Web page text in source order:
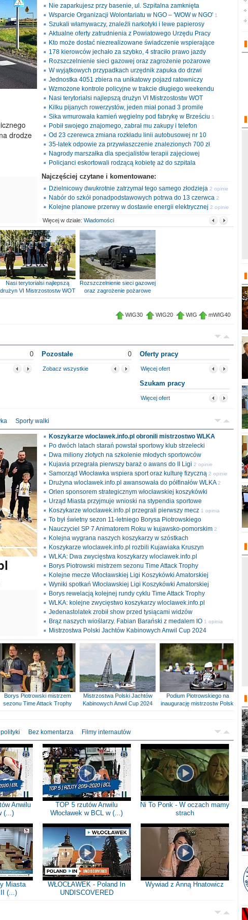
drodze
Nie zaparkujesz przy basenie, ul. Szpitalna zamknięta
Wsparcie Organizacji Wolontariatu w NGO – 'WOW w NGO' 1
opinia
Szukali włamywaczy, znaleźli narkotyki i lewe papierosy
Aktualne oferty zatrudnienia z Powiatowego Urzędu Pracy
Kto może dostać niezrealizowane świadczenie wspierające
178 kierowców jechało za szybko, 4 straciło prawo jazdy
Rozszczelnienie sieci gazowej oraz zagrożenie pożarowe
W wyjątkowych przypadkach urzędnik zapuka do drzwi
Jednostka 4051 zbiera na unikatowy pojazd ratowniczy
Wzmożone kontrole policyjne w trakcie długiego weekendu
Nasi terytorialsi najlepszą drużyn VI Mistrzostostw WOT
Kilku pijanych rowerzystów, jeden miał ponad 3 promile
Sika wmurowała kamień węgielny pod fabrykę w Brześciu 1
opinia
Pobił swojego znajomego, zabrał mu zakupy i telefon
Od 23 czerewca zmiana rozkładu linii autobusowej nr 10
35-latek odpowie za przywłaszczenie znalezionych 700 zł
Nagrody marszałka dla specjalistów terapii zajęciowej
Policjanci eskortowali rodzącą kobietę aż do szpitala
Najczęściej czytane i komentowane:
Dzielnicowy dwukrotnie zatrzymał tego samego złodzieja 2 opinie
Nabór do szkół ponadpodstawowych potrwa do 13 czerwca 2
opinie
Kolejne planowe przerwy w dostawie energii elektrycznej 2 opinie
Więcej w dziale: Wiadomości
Nasi terytorialsi najlepszą
drużyn VI Mistrzostostw WOT
Rozszczelnienie sieci gazowej
oraz zagrożenie pożarowe
WIG30 WIG20 WIG mWIG40
0 Pozostałe 0
Zobacz wszystkie
Oferty pracy
Więcej ofert
Szukam pracy
Więcej ofert
Sporty walki
Koszykarze wloclawek.info.pl obronili mistrzostwo WLKA
Po dwóch latach starań powstał sportowy klub strzelecki
Dwa miliony złotych na szkolenie młodych sportowców
Kujavia przegrała pierwszy baraż o awans do II Ligi 2 opinie
Samorząd Włocławka wspiera sport oraz kulturę fizyczną 2 opinie
Drużyna wloclawek.info.pl awansowała do półfinałów WLKA 2
opinie
Orlen sponsorem strategicznym włocławskiej koszykówki
Urząd Miasta przyjmuje wnioski na stypendia sportowe
Koszykarze wloclawek.info.pl przegrali pierwszy mecz 1 opinia
To był świetny sezon 11-letniego Borysa Piotrowskiego
Nauczyciel SP 7 Animatorem Roku w kujawsko-pomorskim 2
opinie
Kolejna wygrana naszych koszykarzy w szóstkach
Koszykarze wloclawek.info.pl rozbili Kujawiaka Kruszyn
WLKA: Dwa zwycięstwa koszykarzy wloclawek.info.pl
Borys Piotrowski mistrzem sezonu Time Attack Trophy
Kolejne mecze Włocławskiej Ligi Koszykówki Amatorskiej
Wyniki spotkań Włocławskiej Ligi Koszykówki Amatorskiej
Borys rewelacją kolejnej rundy cyklu Time Attack Trophy
WLKA: kolejne zwycięstwo koszykarzy wloclawek.info.pl
Jedenastolatek zrobił show przed tysiącami widzów
Brąz naszych wioślarzy. Fabian Barański z medalem IO 1 opinia
Mistrzostwa Polski Jachtów Kabinowych Anwil Cup 2024
Borys Piotrowski mistrzem
sezonu Time Attack Trophy
Mistrzostwa Polski Jachtów
Kabinowych Anwil Cup 2024
Podium Piotrowskiego na
inaugurację mistrzostw Polski
Bez komentarza Filmy internautów
Anwilu
(...)
TOP 5 rzutów Anwilu
Włocławek w BCL w (...)
Ni To Ponk - W oczach mamy
strach
Miasta
(...)
WŁOCŁAWEK - Poland In
UNDISCOVERED
Wywiad z Anną Hnatowicz